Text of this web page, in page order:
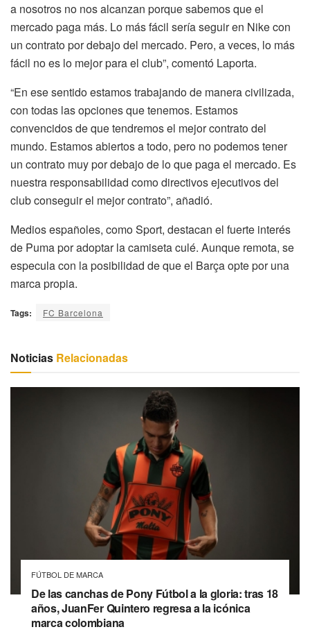
a nosotros no nos alcanzan porque sabemos que el
mercado paga más. Lo más fácil sería seguir en Nike con
un contrato por debajo del mercado. Pero, a veces, lo más
fácil no es lo mejor para el club”, comentó Laporta.
“En ese sentido estamos trabajando de manera civilizada,
con todas las opciones que tenemos. Estamos
convencidos de que tendremos el mejor contrato del
mundo. Estamos abiertos a todo, pero no podemos tener
un contrato muy por debajo de lo que paga el mercado. Es
nuestra responsabilidad como directivos ejecutivos del
club conseguir el mejor contrato”, añadió.
Medios españoles, como Sport, destacan el fuerte interés
de Puma por adoptar la camiseta culé. Aunque remota, se
especula con la posibilidad de que el Barça opte por una
marca propia.
Tags: FC Barcelona
Noticias Relacionadas
FÚTBOL DE MARCA
De las canchas de Pony Fútbol a la gloria: tras 18
años, JuanFer Quintero regresa a la icónica
marca colombiana